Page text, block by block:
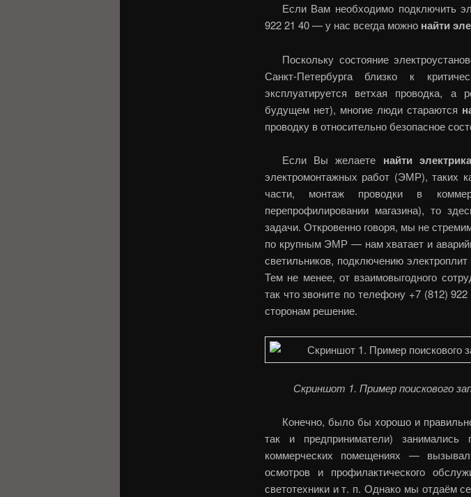
Если Вам необходимо подключить
922 21 40 — у нас всегда можно найти
Поскольку состояние
Санкт-Петербурга близко к
эксплуатируется ветхая проводка,
будущем нет), многие люди стараются
проводку в относительно безопасное
Если Вы желаете найти
электромонтажных работ (ЭМР), таких
части, монтаж проводки в
перепрофилировании магазина), то
задачи. Откровенно говоря, мы не
по крупным ЭМР — нам хватает и
светильников, подключению
Тем не менее, от взаимовыгодного
так что звоните по телефону +7 (812)
сторонам решение.
Скриншот 1. Пример поискового
Конечно, было бы хорошо и
так и предприниматели) занимались
коммерческих помещениях —
осмотров и профилактического
светотехники и т. п. Однако мы отдаём